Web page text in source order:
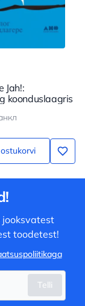
Jah!:
koonduslaagris
jooksvatest
toodetest!
Telli